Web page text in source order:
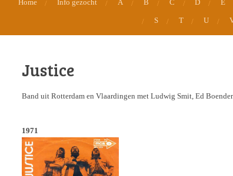
Home Info gezocht A B C D E
S T U
Justice
Band uit Rotterdam en Vlaardingen met Ludwig Smit, Ed
1971